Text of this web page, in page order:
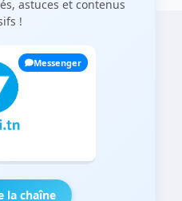
astuces et contenus
!
Messenger
la chaîne